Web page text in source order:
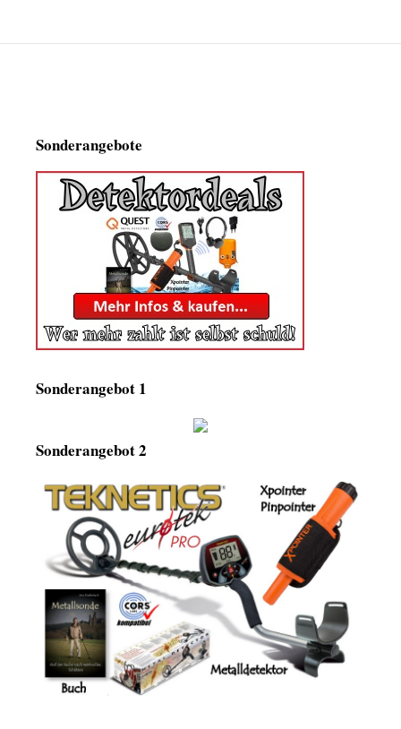
Sonderangebote
Sonderangebot 1
Sonderangebot 2